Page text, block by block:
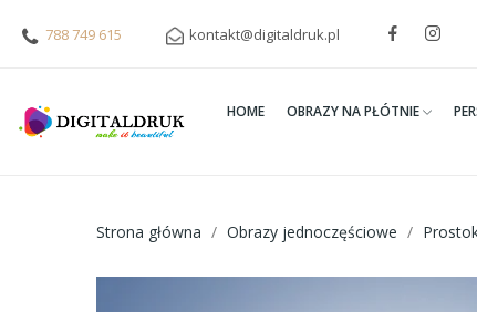
788 749 615 kontakt@digitaldruk.pl
HOME OBRAZY NA PŁÓTNIE
Strona główna Obrazy jednoczęściowe